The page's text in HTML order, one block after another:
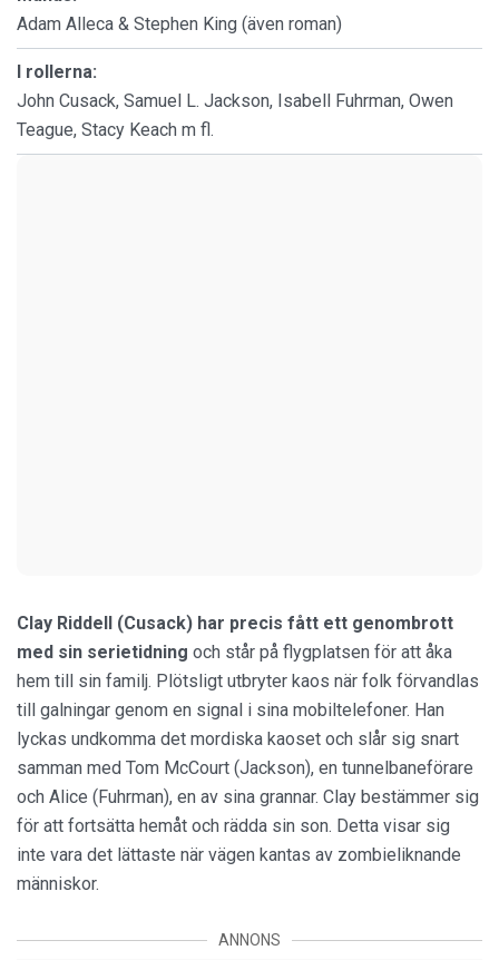
Adam Alleca & Stephen King (även roman)
I rollerna:
John Cusack, Samuel L. Jackson, Isabell Fuhrman, Owen
Teague, Stacy Keach m fl.
Clay Riddell (Cusack) har precis fått ett genombrott
med sin serietidning och står på flygplatsen för att åka
hem till sin familj. Plötsligt utbryter kaos när folk förvandlas
till galningar genom en signal i sina mobiltelefoner. Han
lyckas undkomma det mordiska kaoset och slår sig snart
samman med Tom McCourt (Jackson), en tunnelbaneförare
och Alice (Fuhrman), en av sina grannar. Clay bestämmer sig
för att fortsätta hemåt och rädda sin son. Detta visar sig
inte vara det lättaste när vägen kantas av zombieliknande
människor.
ANNONS